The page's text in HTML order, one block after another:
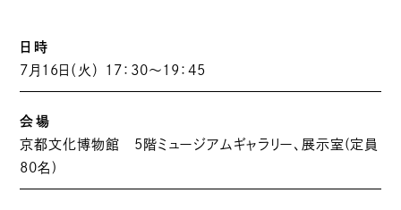
日時
7月16日（火） 17：30～19：45
会場
京都文化博物館 5階ミュージアムギャラリー、展示室(定員
80名)